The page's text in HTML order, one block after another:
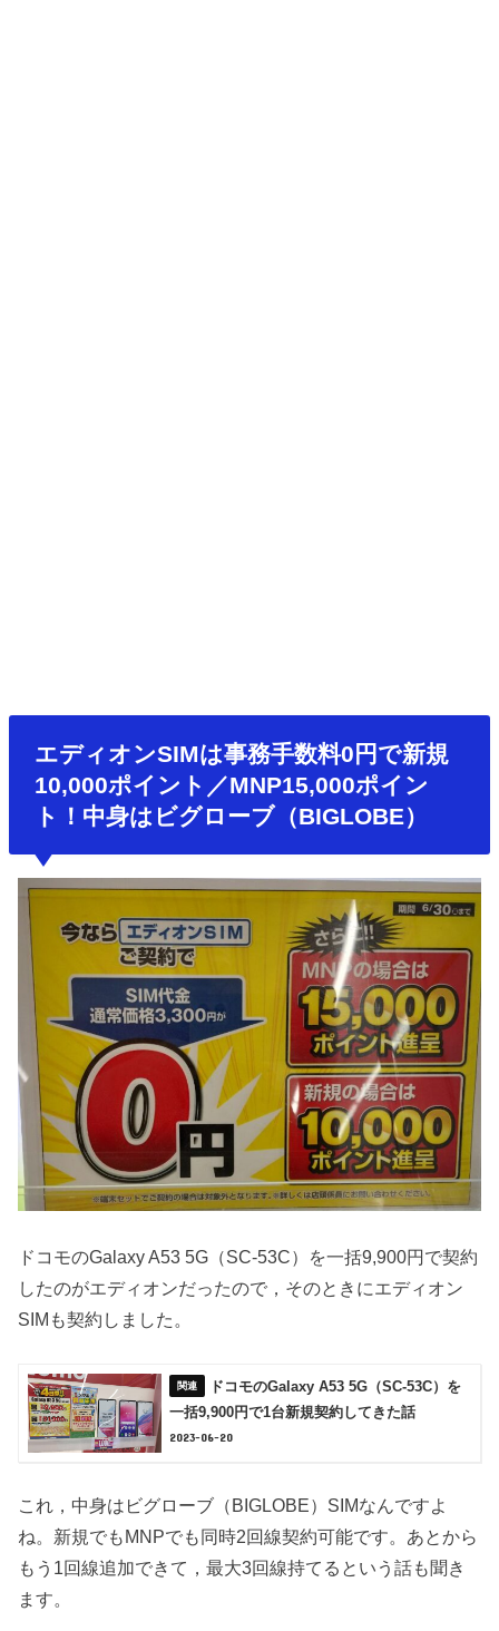
エディオンSIMは事務手数料0円で新規
10,000ポイント／MNP15,000ポイン
ト！中身はビグローブ（BIGLOBE）
ドコモのGalaxy A53 5G（SC-53C）を一括9,900円で契約
したのがエディオンだったので，そのときにエディオン
SIMも契約しました。
ドコモのGalaxy A53 5G（SC-53C）を
一括9,900円で1台新規契約してきた話
2023-06-20
これ，中身はビグローブ（BIGLOBE）SIMなんですよ
ね。新規でもMNPでも同時2回線契約可能です。あとから
もう1回線追加できて，最大3回線持てるという話も聞き
ます。